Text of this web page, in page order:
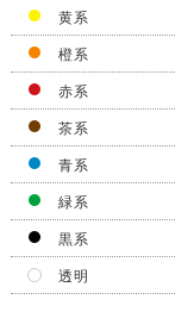
黄系
橙系
赤系
茶系
青系
緑系
黒系
透明